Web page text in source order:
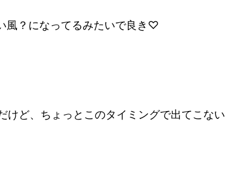
風？になってるみたいで良き♡
ど、ちょっとこのタイミングで出てこない